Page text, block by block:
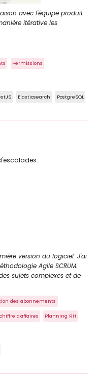
avec l'équipe produit
itérative les
Permissions
Elasticsearch PostgreSQL
version du logiciel. J'ai
Agile SCRUM.
sujets complexes et de
des abonnements
d'affaires Planning RH